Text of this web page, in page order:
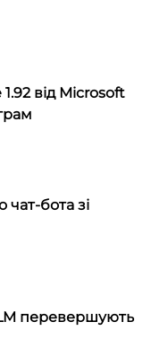
від Microsoft
чат-бота зі
перевершують